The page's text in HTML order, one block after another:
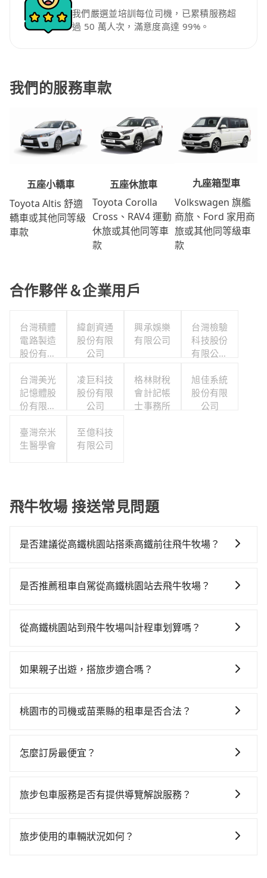
我們嚴選並培訓每位司機，已累積服務超
過 50 萬人次，滿意度高達 99%。
我們的服務車款
五座小轎車
Toyota Altis 舒適
轎車或其他同等級
車款
五座休旅車
Toyota Corolla
Cross、RAV4 運動
休旅或其他同等車
款
九座箱型車
Volkswagen 旗艦
商旅、Ford 家用商
旅或其他同等級車
款
合作夥伴＆企業用戶
台灣積體
電路製造
股份有限
緯創資通
股份有限
公司
興承娛樂
有限公司
台灣檢驗
科技股份
有限公司
福利委員
會
台灣美光
記憶體股
份有限公
凌巨科技
股份有限
公司
格林財稅
會計記帳
士事務所
旭佳系統
股份有限
公司
臺灣奈米
生醫學會
至億科技
有限公司
飛牛牧場 接送常見問題
是否建議從高鐵桃園站搭乘高鐵前往飛牛牧場？
時、轉車麻煩！從最早06:49一直到23:21，桃園-苗栗一
台等車時間約10分鐘，再乘坐21~23分鐘（平均23分）
39分鐘、車費800元後，抵達飛牛牧場 (苗栗縣通霄鎮)
使用tripool並到府專車接送，則每人平均花費約470
在轉乘與等車上，現在還不馬上來預約tripool！如果你
是否推薦租車自駕從高鐵桃園站去飛牛牧場？
時不需要閉目養神（因為要自己開車），最重要的是你
$115~205承租小轎車，每公里再額外加收$3.2，從高鐵
回），雖已將eTag和可能的每小時40元路邊停車費用預
Yaris、Prius C、Vios這類乘坐體驗較差的車款，如果人
發現仍有上一組乘客遺留的垃圾或者撞凹的車門仍未被
還，又或者要還車時卻偏偏找不到停車位，對於急著用
從高鐵桃園站到飛牛牧場叫計程車划算嗎？
灣大車隊、Uber、Line Taxi、Yoxi等，如果在路邊攔不
照里程跳錶計算，價格約為2,460~3,000元間，但如改預
度僅雙北的0.5%，其叫車的難度是雙北市的190倍。綜
如果親子出遊，搭旅步適合嗎？
椅及兒童用增高墊供您選購(租借300元/個)，讓您和孩子
桃園市的司機或苗栗縣的租車是否合法？
車、私家車或野雞車在招攬生意，這不僅是違法可能被
都無法監控或追查。最好別為了省小錢而冒上不必要的
駕駛執照以及良民證外，車輛一定投保最高300萬乘客
怎麼訂房最便宜？
OTA (online travel agent) 來完成，除了可以快速依據
會員或者使用特定的信用卡，還可以累積點數做現金回
旅步包車服務是否有提供導覽解說服務？
需要導覽服務，可事先透過電子郵件
旅步使用的車輛狀況如何？